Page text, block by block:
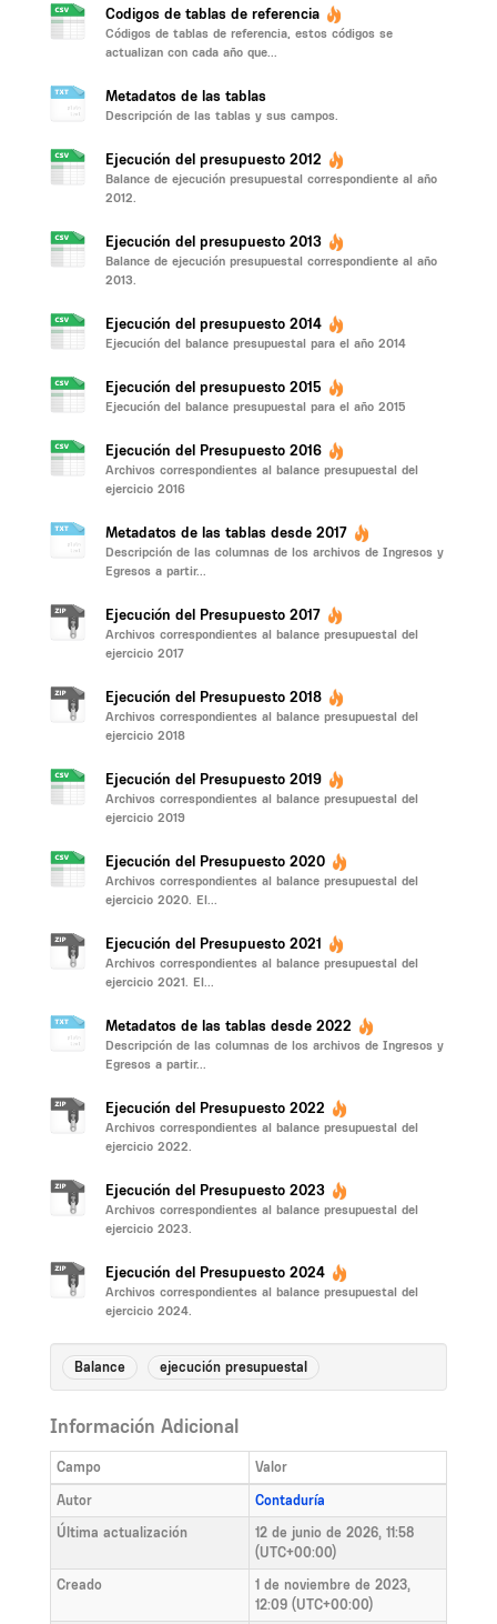
Codigos de tablas de referencia
Códigos de tablas de referencia, estos códigos se
actualizan con cada año que...
Metadatos de las tablas
Descripción de las tablas y sus campos.
Ejecución del presupuesto 2012
Balance de ejecución presupuestal correspondiente al año
2012.
Ejecución del presupuesto 2013
Balance de ejecución presupuestal correspondiente al año
2013.
Ejecución del presupuesto 2014
Ejecución del balance presupuestal para el año 2014
Ejecución del presupuesto 2015
Ejecución del balance presupuestal para el año 2015
Ejecución del Presupuesto 2016
Archivos correspondientes al balance presupuestal del
ejercicio 2016
Metadatos de las tablas desde 2017
Descripción de las columnas de los archivos de Ingresos y
Egresos a partir...
Ejecución del Presupuesto 2017
Archivos correspondientes al balance presupuestal del
ejercicio 2017
Ejecución del Presupuesto 2018
Archivos correspondientes al balance presupuestal del
ejercicio 2018
Ejecución del Presupuesto 2019
Archivos correspondientes al balance presupuestal del
ejercicio 2019
Ejecución del Presupuesto 2020
Archivos correspondientes al balance presupuestal del
ejercicio 2020. El...
Ejecución del Presupuesto 2021
Archivos correspondientes al balance presupuestal del
ejercicio 2021. El...
Metadatos de las tablas desde 2022
Descripción de las columnas de los archivos de Ingresos y
Egresos a partir...
Ejecución del Presupuesto 2022
Archivos correspondientes al balance presupuestal del
ejercicio 2022.
Ejecución del Presupuesto 2023
Archivos correspondientes al balance presupuestal del
ejercicio 2023.
Ejecución del Presupuesto 2024
Archivos correspondientes al balance presupuestal del
ejercicio 2024.
Balance ejecución presupuestal
Información Adicional
Campo
Valor
Autor
Contaduría
Última actualización
12 de junio de 2026, 11:58
(UTC+00:00)
Creado
1 de noviembre de 2023,
12:09 (UTC+00:00)